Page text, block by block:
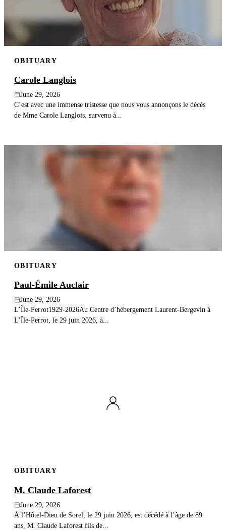
OBITUARY
Carole Langlois
June 29, 2026
C’est avec une immense tristesse que nous vous annonçons le décès
de Mme Carole Langlois, survenu à...
OBITUARY
Paul-Émile Auclair
June 29, 2026
L’Île-Perrot1929-2026Au Centre d’hébergement Laurent-Bergevin à
L’Île-Perrot, le 29 juin 2026, à...
OBITUARY
M. Claude Laforest
June 29, 2026
À l’Hôtel-Dieu de Sorel, le 29 juin 2026, est décédé à l’âge de 89
ans, M. Claude Laforest fils de...